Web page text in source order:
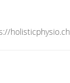
holisticphysio.ch